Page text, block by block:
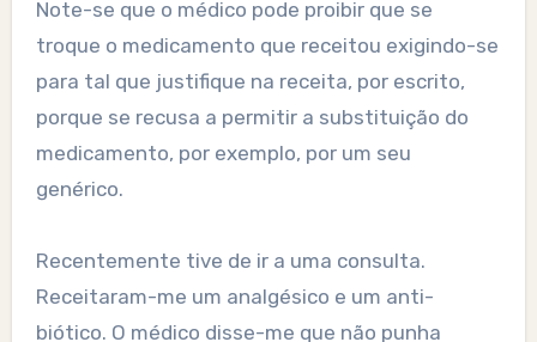
Note-se que o médico pode proibir que se
troque o medicamento que receitou exigindo-se
para tal que justifique na receita, por escrito,
porque se recusa a permitir a substituição do
medicamento, por exemplo, por um seu
genérico.
Recentemente tive de ir a uma consulta.
Receitaram-me um analgésico e um anti-
biótico. O médico disse-me que não punha